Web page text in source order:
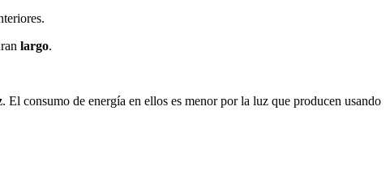
largo.
. El consumo de energía en ellos es menor por la luz que producen usando